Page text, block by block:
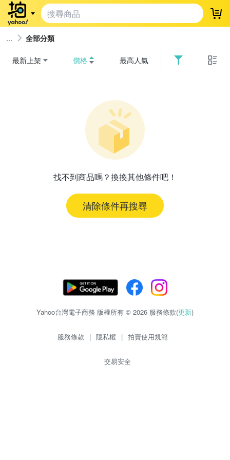
登
全部分類
最新上架 價格 最高人氣
找不到商品嗎？換換其他條件吧！
清除條件再搜尋
Yahoo台灣電子商務 版權所有 © 2026 服務條款(更新)
服務條款 | 隱私權 | 拍賣使用規範
交易安全